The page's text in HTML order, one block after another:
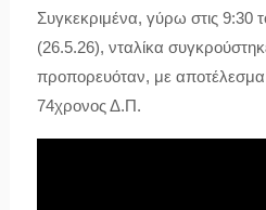
Συγκεκριμένα, γύρω στις 9:30
(26.5.26), νταλίκα
προπορευόταν, με αποτέλεσμα
74χρονος Δ.Π.